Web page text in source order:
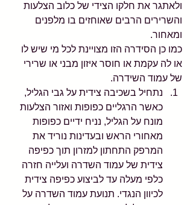
ולאתגר את חלקו הצידי של כלוב הצלעות
והשרירים הרבים שאוחזים בו מלפנים
ומאחור.
כמו כן הסידרה הזו מצויינת לכל מי שיש לו
או לה עקמת או חוסר איזון מבני או שרירי
של עמוד השידרה.
נתחיל בשכיבה צידית על גבי הגליל,
כאשר הרגליים כפופות ואזור הצלעות
מונח על הגליל, נניח ידיים כפופות
מאחורי הראש ובעדינות נוריד את
המרפק התחתון למזרון תוך כפיפה
צידית של עמוד השדרה ועלייה חזרה
כלפי מעלה עד לביצוע כפיפה צידית
לכיוון הנגדי. תנועת עמוד השדרה על